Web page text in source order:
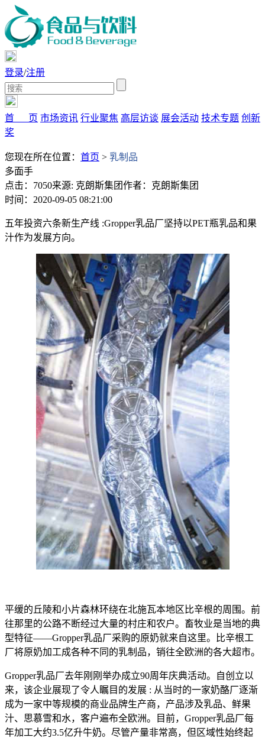
登录/注册
首 页 市场资讯 行业聚焦 高层访谈 展会活动 技术专题 创新
奖
您现在所在位置： 首页 > 乳制品
多面手
点击：7050来源: 克朗斯集团作者：克朗斯集团
时间：2020-09-05 08:21:00
五年投资六条新生产线 :Gropper乳品厂坚持以PET瓶乳品和果
汁作为发展方向。
平缓的丘陵和小片森林环绕在北施瓦本地区比辛根的周围。前
往那里的公路不断经过大量的村庄和农户。畜牧业是当地的典
型特征——Gropper乳品厂采购的原奶就来自这里。比辛根工
厂将原奶加工成各种不同的乳制品，销往全欧洲的各大超市。
Gropper乳品厂去年刚刚举办成立90周年庆典活动。自创立以
来，该企业展现了令人瞩目的发展 : 从当时的一家奶酪厂逐渐
成为一家中等规模的商业品牌生产商，产品涉及乳品、鲜果
汁、思慕雪和水，客户遍布全欧洲。目前，Gropper乳品厂每
年加工大约3.5亿升牛奶。尽管产量非常高，但区域性始终起